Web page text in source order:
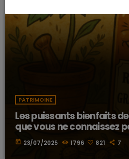
PATRIMOINE
Les puissants bienfaits
que vous ne connaissez
today 23/07/2025 1796 821 7